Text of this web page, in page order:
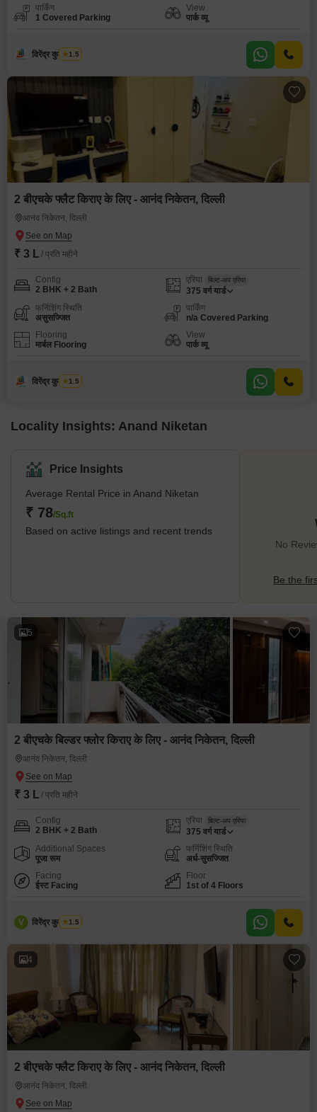
पार्किंग
1 Covered Parking
View
पार्क व्यू
विरेंद्र कुमार शर्मा
1.5
2 बीएचके फ्लैट किराए के लिए - आनंद निकेतन, दिल्ली
आनंद निकेतन, दिल्ली
₹ 3 L / प्रति महीने
Config
2 BHK + 2 Bath
एरिया बिल्ट-अप एरिया
375 वर्ग यार्ड
फर्निशिंग स्थिति
असुसज्जित
पार्किंग
n/a Covered Parking
Flooring
मार्बल Flooring
View
पार्क व्यू
विरेंद्र कुमार शर्मा
1.5
Locality Insights: Anand Niketan
Price Insights
Average Rental Price in Anand Niketan
₹ 78/Sq.ft
Based on active listings and recent trends
No
Be the
5
2 बीएचके बिल्डर फ्लोर किराए के लिए - आनंद निकेतन, दिल्ली
आनंद निकेतन, दिल्ली
₹ 3 L / प्रति महीने
Config
2 BHK + 2 Bath
एरिया बिल्ट-अप एरिया
375 वर्ग यार्ड
Additional Spaces
पूजा रूम
फर्निशिंग स्थिति
अर्ध-सुसज्जित
Facing
ईस्ट Facing
Floor
1st of 4 Floors
V विरेंद्र कुमार शर्मा
1.5
4
2 बीएचके फ्लैट किराए के लिए - आनंद निकेतन, दिल्ली
आनंद निकेतन, दिल्ली